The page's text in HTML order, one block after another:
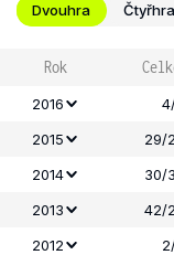
Dvouhra Čtyřhra
Rok
2016
2015
29/
2014
30/
2013
42/
2012